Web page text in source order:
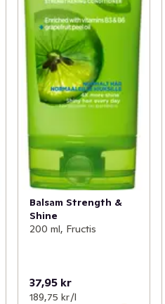
Balsam Strength &
Shine
200 ml, Fructis
37,95 kr
189,75 kr /l